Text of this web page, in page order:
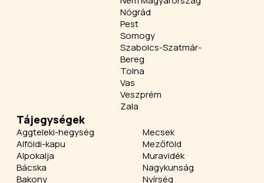
Nógrád
Pest
Somogy
Szabolcs-Szatmár-
Bereg
Tolna
Vas
Veszprém
Zala
Tájegységek
Aggteleki-hegység
Alföldi-kapu
Alpokalja
Bácska
Bakony
Mecsek
Mezőföld
Muravidék
Nagykunság
Nyírség